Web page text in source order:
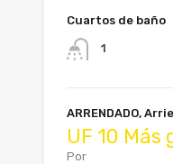
Cuartos de baño
1
ARRENDADO,
UF 10
Por